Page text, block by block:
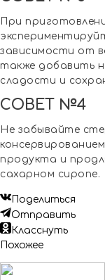
При
зависимости от
также добавить
сладости и
СОВЕТ №4
Не забывайте
продукта и
сахарном сиропе.
Поделиться
Отправить
Класснуть
Похожее